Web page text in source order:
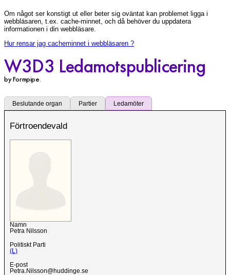
Om något ser konstigt ut eller beter sig oväntat kan problemet ligga i
webbläsaren, t.ex. cache-minnet, och då behöver du uppdatera
informationen i din webbläsare.
Hur rensar jag cacheminnet i webbläsaren ?
W3D3 Ledamotspublicering
by Formpipe.
Beslutande organ Partier Ledamöter
Förtroendevald
Namn
Petra Nilsson
Politiskt Parti
(L)
E-post
Petra.Nilsson@huddinge.se